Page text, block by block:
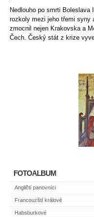
Nedlouho po smrti Boleslava
rozkoly mezi jeho třemi syny
zmocnil nejen Krakovska a
Čech. Český stát z krize
FOTOALBUM
Angličtí panovníci
Francouzští králové
Habsburkové